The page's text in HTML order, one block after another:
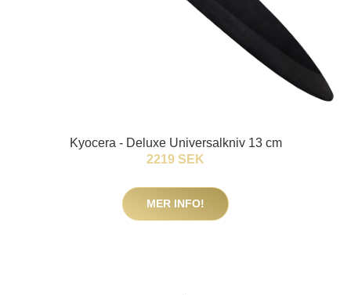
Kyocera - Deluxe Universalkniv 13 cm
2219 SEK
MER INFO!